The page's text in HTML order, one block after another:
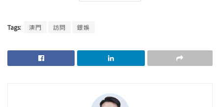
Tags: 澳門 訪問 銀娛